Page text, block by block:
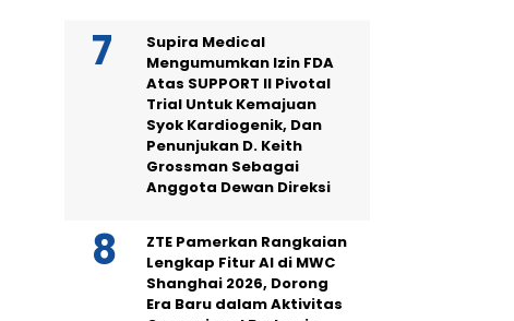
Supira Medical
Mengumumkan Izin FDA
Atas SUPPORT II Pivotal
Trial Untuk Kemajuan
Syok Kardiogenik, Dan
Penunjukan D. Keith
Grossman Sebagai
Anggota Dewan Direksi
ZTE Pamerkan Rangkaian
Lengkap Fitur AI di MWC
Shanghai 2026, Dorong
Era Baru dalam Aktivitas